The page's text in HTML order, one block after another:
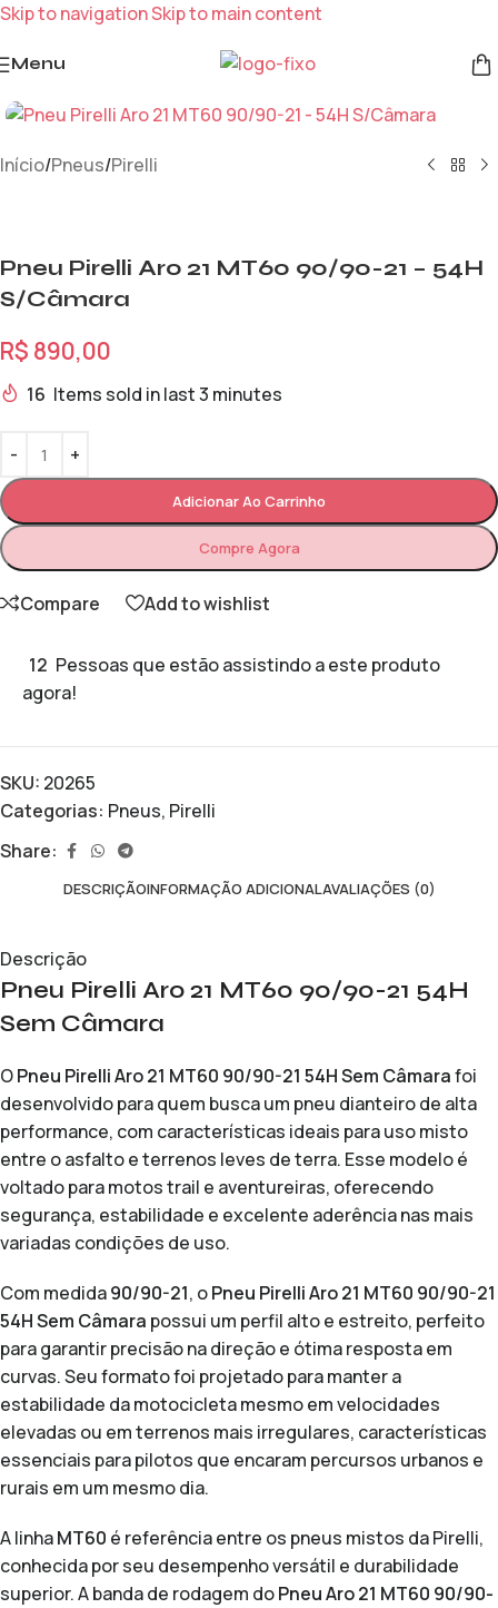
Skip to navigationSkip to main content
Menu
Início/Pneus/Pirelli
Pneu Pirelli Aro 21 MT60 90/90-21 – 54H
S/Câmara
R$ 890,00
16 Items sold in last 3 minutes
Adicionar Ao Carrinho
Compre Agora
Compare Add to wishlist
12 Pessoas que estão assistindo a este produto
agora!
SKU: 20265
Categorias: Pneus, Pirelli
Share:
DESCRIÇÃOINFORMAÇÃO ADICIONALAVALIAÇÕES (0)
Descrição
Pneu Pirelli Aro 21 MT60 90/90-21 54H
Sem Câmara
OPneu Pirelli Aro 21 MT60 90/90-21 54H Sem Câmarafoi
desenvolvido para quem busca um pneu dianteiro de alta
performance, com características ideais para uso misto
entre o asfalto e terrenos leves de terra. Esse modelo é
voltado para motos trail e aventureiras, oferecendo
segurança, estabilidade e excelente aderência nas mais
variadas condições de uso.
Com medida90/90-21, oPneu Pirelli Aro 21 MT60 90/90-21
54H Sem Câmara possui um perfil alto e estreito, perfeito
para garantir precisão na direção e ótima resposta em
curvas. Seu formato foi projetado para manter a
estabilidade da motocicleta mesmo em velocidades
elevadas ou em terrenos mais irregulares, características
essenciais para pilotos que encaram percursos urbanos e
rurais em um mesmo dia.
A linhaMT60 é referência entre os pneus mistos da Pirelli,
conhecida por seu desempenho versátil e durabilidade
superior. A banda de rodagem doPneu Aro 21 MT60 90/90-